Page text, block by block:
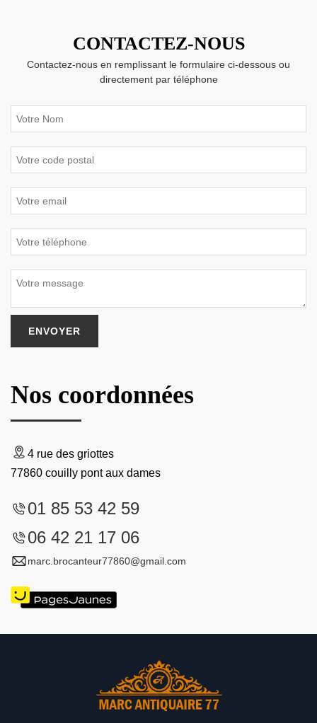
CONTACTEZ-NOUS
Contactez-nous en remplissant le formulaire ci-dessous ou
directement par téléphone
Nos coordonnées
4 rue des griottes
77860 couilly pont aux dames
01 85 53 42 59
06 42 21 17 06
marc.brocanteur77860@gmail.com